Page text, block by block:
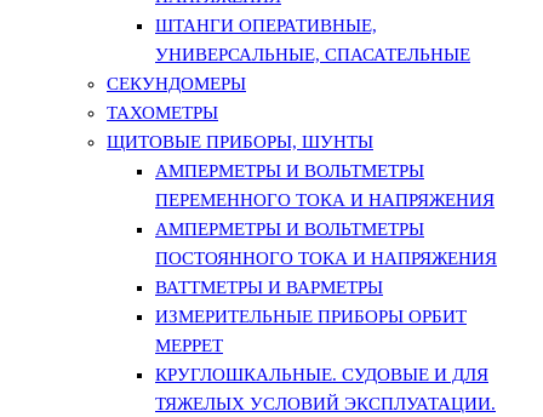
ШТАНГИ ОПЕРАТИВНЫЕ,
УНИВЕРСАЛЬНЫЕ, СПАСАТЕЛЬНЫЕ
СЕКУНДОМЕРЫ
ТАХОМЕТРЫ
ЩИТОВЫЕ ПРИБОРЫ, ШУНТЫ
АМПЕРМЕТРЫ И ВОЛЬТМЕТРЫ
ПЕРЕМЕННОГО ТОКА И НАПРЯЖЕНИЯ
АМПЕРМЕТРЫ И ВОЛЬТМЕТРЫ
ПОСТОЯННОГО ТОКА И НАПРЯЖЕНИЯ
ВАТТМЕТРЫ И ВАРМЕТРЫ
ИЗМЕРИТЕЛЬНЫЕ ПРИБОРЫ ОРБИТ
МЕРРЕТ
КРУГЛОШКАЛЬНЫЕ. СУДОВЫЕ И ДЛЯ
ТЯЖЕЛЫХ УСЛОВИЙ ЭКСПЛУАТАЦИИ.